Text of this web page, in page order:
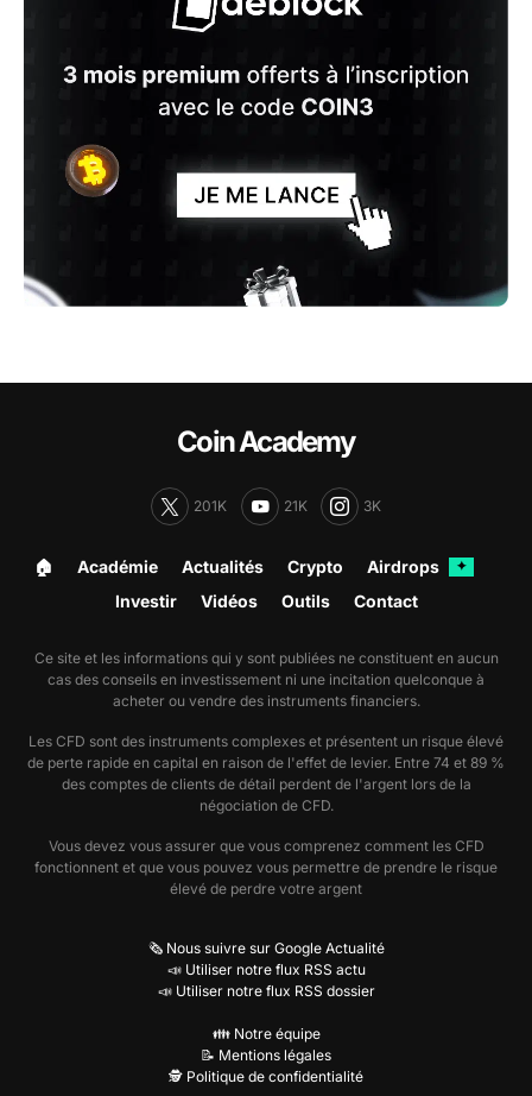
Coin Academy
201K 21K 3K
🏠︎ Académie Actualités Crypto Airdrops ✦
Investir Vidéos Outils Contact
Ce site et les informations qui y sont publiées ne constituent en aucun
cas des conseils en investissement ni une incitation quelconque à
acheter ou vendre des instruments financiers.
Les CFD sont des instruments complexes et présentent un risque élevé
de perte rapide en capital en raison de l'effet de levier. Entre 74 et 89 %
des comptes de clients de détail perdent de l'argent lors de la
négociation de CFD.
Vous devez vous assurer que vous comprenez comment les CFD
fonctionnent et que vous pouvez vous permettre de prendre le risque
élevé de perdre votre argent
🗞️ Nous suivre sur Google Actualité
📣 Utiliser notre flux RSS actu
📣 Utiliser notre flux RSS dossier
👪 Notre équipe
📝 Mentions légales
🕵️ Politique de confidentialité